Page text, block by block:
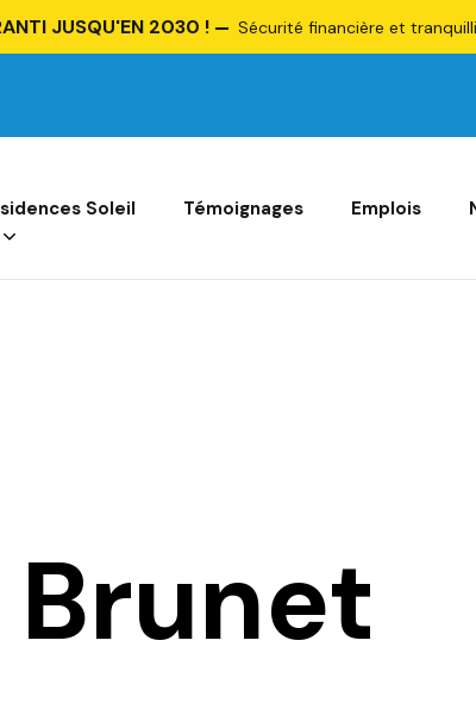
JUSQU'EN 2030 ! Sécurité financière et
Soleil Témoignages Emplois